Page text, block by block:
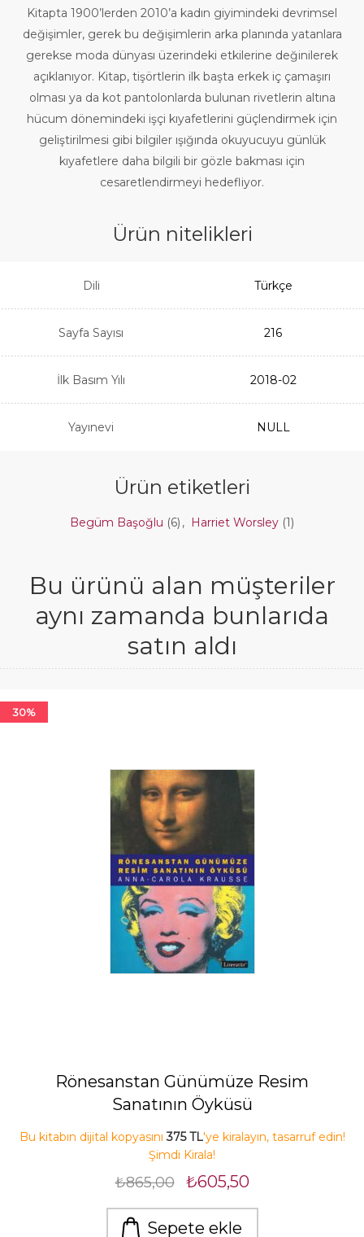
Kitapta 1900’lerden 2010’a kadın giyimindeki devrimsel
değişimler, gerek bu değişimlerin arka planında yatanlara
gerekse moda dünyası üzerindeki etkilerine değinilerek
açıklanıyor. Kitap, tişörtlerin ilk başta erkek iç çamaşırı
olması ya da kot pantolonlarda bulunan rivetlerin altına
hücum dönemindeki işçi kıyafetlerini güçlendirmek için
geliştirilmesi gibi bilgiler ışığında okuyucuyu günlük
kıyafetlere daha bilgili bir gözle bakması için
cesaretlendirmeyi hedefliyor.
Ürün nitelikleri
Dili Türkçe
Sayfa Sayısı 216
İlk Basım Yılı 2018-02
Yayınevi NULL
Ürün etiketleri
Begüm Başoğlu (6) , Harriet Worsley (1)
Bu ürünü alan müşteriler
aynı zamanda bunlarıda
satın aldı
30%
Rönesanstan Günümüze Resim
Sanatının Öyküsü
Bu kitabın dijital kopyasını375 TL'ye kiralayın, tasarruf edin!
Şimdi Kirala!
₺865,00 ₺605,50
Sepete ekle